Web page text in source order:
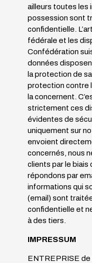
ailleurs toutes les
possession sont
confidentielle.
fédérale et les
Confédération
données
la protection de
protection contre
la concernent.
strictement ces
évidentes de
uniquement sur
envoient
concernés, nous
clients par le biais
répondons par
informations qui
(email) sont
confidentielle et
à des tiers.
IMPRESSUM
ENTREPRISE de